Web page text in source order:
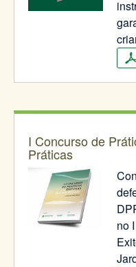
I Concurso de
Práticas
no